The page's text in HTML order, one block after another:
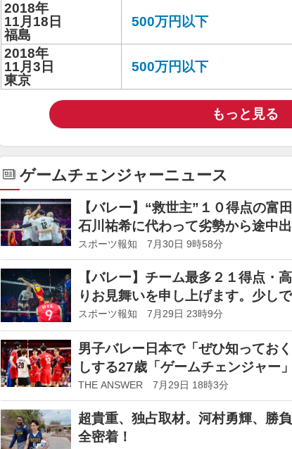
2018年
11月18日
福島
500万円以下
2018年
11月3日
東京
500万円以下
もっと見る
ゲームチェンジャーニュース
【バレー】“救世主”１０得点の富
石川祐希に代わって劣勢から途中
生む
スポーツ報知 7月30日 9時58分
【バレー】チーム最多２１得点・
りお見舞いを申し上げます。少し
レーします」中国に逆転勝ちで１
スポーツ報知 7月29日 23時9分
男子バレー日本で「ぜひ知ってお
しする27歳「ゲームチェンジャー」
THE ANSWER 7月29日 18時3分
超貴重、独占取材。河村勇輝、勝
全密着！